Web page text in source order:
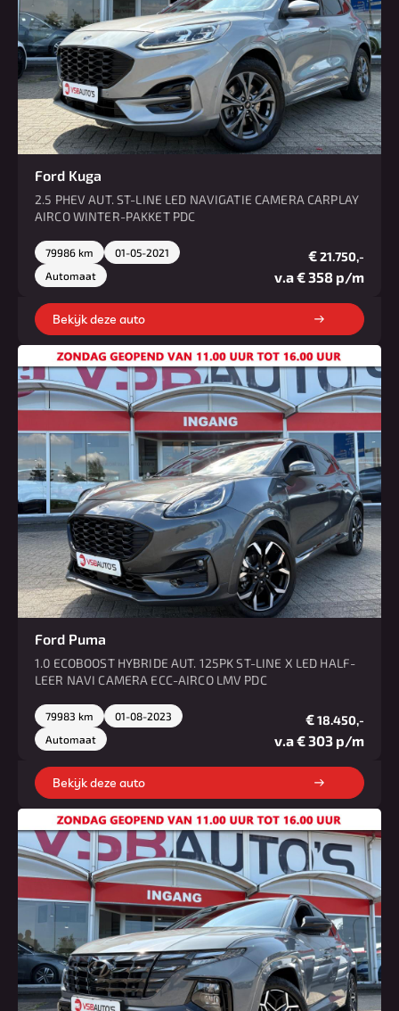
Ford Kuga
2.5 PHEV AUT. ST-LINE LED NAVIGATIE CAMERA CARPLAY
AIRCO WINTER-PAKKET PDC
79986 km
01-05-2021
Automaat
€21.750,-
v.a € 358 p/m
Bekijk deze auto
Ford Puma
1.0 ECOBOOST HYBRIDE AUT. 125PK ST-LINE X LED HALF-
LEER NAVI CAMERA ECC-AIRCO LMV PDC
79983 km
01-08-2023
Automaat
€18.450,-
v.a € 303 p/m
Bekijk deze auto